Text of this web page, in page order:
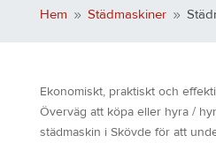
Hem 9 Städmaskiner 9
Ekonomiskt, praktiskt och
Överväg att köpa eller hyra /
städmaskin i Skövde för att